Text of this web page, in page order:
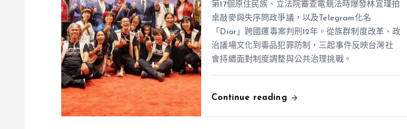
第17個原住民族、立法院審查電競法時爆發林宜瑾拍
桌敲麥與失序問政爭議，以及Telegram化名
「Dior」跨國運毒案判刑12年。從族群制度改革、政
治議場文化到毒品犯罪防制，三起事件反映台灣社
會持續面對制度調整與公共治理挑戰。
Continue reading